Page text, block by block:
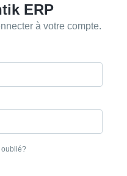
ERP
à votre compte.
oublié?